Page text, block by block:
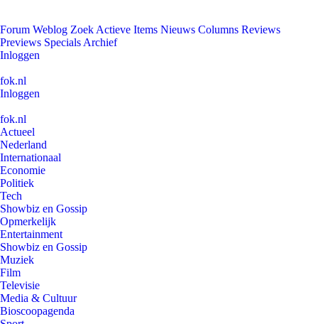
Forum Weblog Zoek Actieve Items Nieuws Columns Reviews
Previews Specials Archief
Inloggen
fok.nl
Inloggen
fok.nl
Actueel
Nederland
Internationaal
Economie
Politiek
Tech
Showbiz en Gossip
Opmerkelijk
Entertainment
Showbiz en Gossip
Muziek
Film
Televisie
Media & Cultuur
Bioscoopagenda